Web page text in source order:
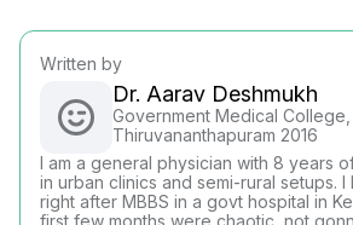
Written by
Dr. Aarav Deshmukh
Government Medical College,
Thiruvananthapuram 2016
I am a general physician with 8 years
in urban clinics and semi-rural setups.
right after MBBS in a govt hospital in
first few months were chaotic, not